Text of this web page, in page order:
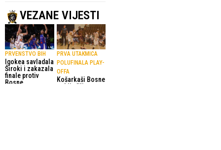
VEZANE VIJESTI
PRVENSTVO BIH
Igokea savladala
Široki i zakazala
finale protiv
Bosne
PRVA UTAKMICA
POLUFINALA PLAY-
OFFA
Košarkaši Bosne
pobijedili